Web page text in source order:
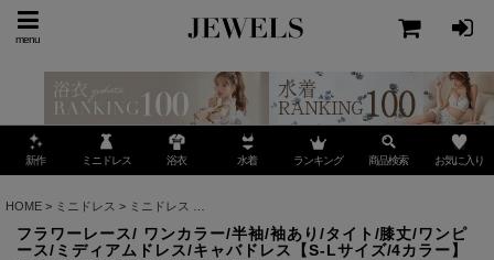
menu
新作 ミニドレス 浴衣 水着 ランキング 商品検索 お気に入り
HOME > ミニドレス > ミニドレス
フラワーレース/ ワンカラー/半袖/袖あり/タイト/膝丈/ワンピ
ース/ミディアムドレス/キャバドレス【S-Lサイズ/4カラー】